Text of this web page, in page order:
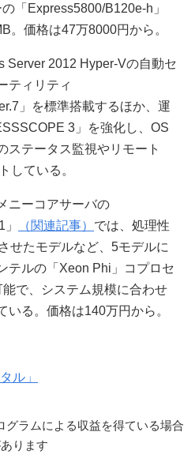
「Express5800/B120e-h」
。価格は47万8000円から。
2012 Hyper-Vの自動セ
ティリティ
」を標準搭載するほか、運
3」を強化し、OS
ステータス監視やリモート
している。
ニーコアサーバの
（関連記事） では、処理性
せたモデルなど、5モデルに
テルの「Xeon Phi」コプロセ
で、システム規模に合わせ
いる。価格は140万円から。
ル」
グラムによる収益を得ている場合
ります